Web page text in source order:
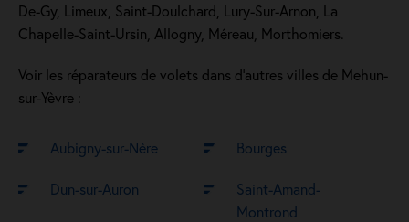
De-Gy, Limeux, Saint-Doulchard, Lury-Sur-Arnon, La
Chapelle-Saint-Ursin, Allogny, Méreau, Morthomiers.
Voir les réparateurs de volets dans d’autres villes de Mehun-
sur-Yèvre :
Aubigny-sur-Nère Bourges
Dun-sur-Auron
Saint-Amand-
Montrond